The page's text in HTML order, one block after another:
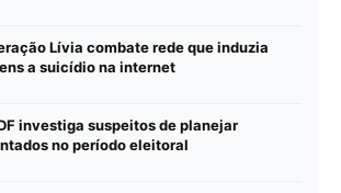
Lívia combate rede que induzia
a suicídio na internet
investiga suspeitos de planejar
no período eleitoral